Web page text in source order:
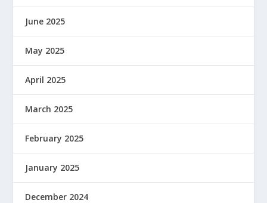
June 2025
May 2025
April 2025
March 2025
February 2025
January 2025
December 2024